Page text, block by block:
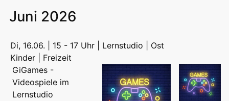
Juni 2026
Di, 16.06. | 15 - 17 Uhr | Lernstudio | Ost
Kinder | Freizeit
GiGames -
Videospiele im
Lernstudio